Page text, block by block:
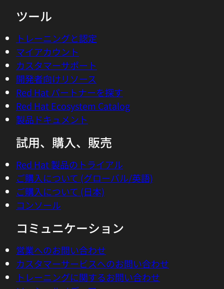
ツール
トレーニングと認定
マイアカウント
カスタマーサポート
開発者向けリソース
Red Hat パートナーを探す
Red Hat Ecosystem Catalog
製品ドキュメント
試用、購入、販売
Red Hat 製品のトライアル
ご購入について (グローバル/英語)
ご購入について (日本)
コンソール
コミュニケーション
営業へのお問い合わせ
カスタマーサービスへのお問い合わせ
トレーニングに関するお問い合わせ